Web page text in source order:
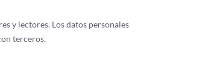
y lectores. Los datos personales
terceros.